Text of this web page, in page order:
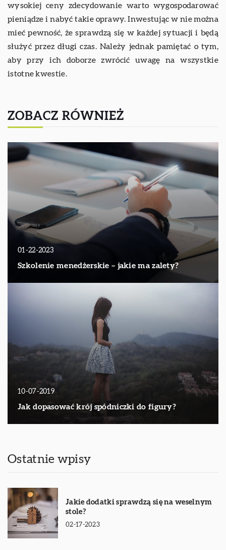
wysokiej ceny zdecydowanie warto wygospodarować
pieniądze i nabyć takie oprawy. Inwestując w nie można
mieć pewność, że sprawdzą się w każdej sytuacji i będą
służyć przez długi czas. Należy jednak pamiętać o tym,
aby przy ich doborze zwrócić uwagę na wszystkie
istotne kwestie.
ZOBACZ RÓWNIEŻ
01-22-2023
Szkolenie menedżerskie – jakie ma zalety?
10-07-2019
Jak dopasować krój spódniczki do figury?
Ostatnie wpisy
Jakie dodatki sprawdzą się na weselnym
stole?
02-17-2023